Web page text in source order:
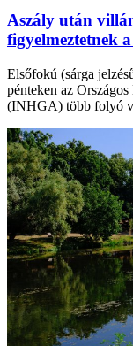
Aszály után
figyelmeztetnek
Elsőfokú (sárga
pénteken az
(INHGA) több folyó